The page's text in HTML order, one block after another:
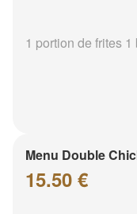
1 portion de frites
Menu Double
15.50 €